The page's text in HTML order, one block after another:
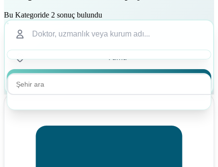
Bu Kategoride 2 sonuç bulundu